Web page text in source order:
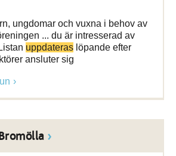
ungdomar och vuxna i behov av
... du är intresserad av
uppdateras löpande efter
ansluter sig